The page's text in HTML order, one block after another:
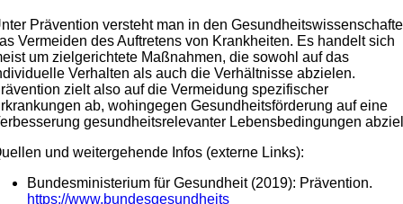
Prävention versteht man in den
Vermeiden des Auftretens von Krankheiten. Es handelt sich
um zielgerichtete Maßnahmen, die sowohl auf das
Verhalten als auch die Verhältnisse abzielen.
zielt also auf die Vermeidung spezifischer
ab, wohingegen Gesundheitsförderung auf eine
gesundheitsrelevanter Lebensbedingungen
und weitergehende Infos (externe Links):
Bundesministerium für Gesundheit (2019): Prävention.
https://www.bundesgesundheits